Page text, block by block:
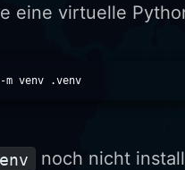
eine virtuelle
noch nicht